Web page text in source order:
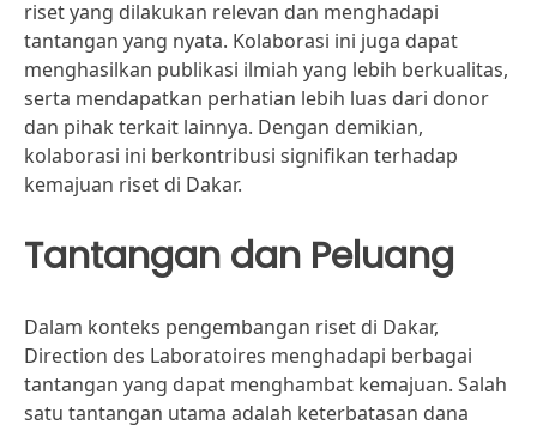
riset yang dilakukan relevan dan menghadapi
tantangan yang nyata. Kolaborasi ini juga dapat
menghasilkan publikasi ilmiah yang lebih berkualitas,
serta mendapatkan perhatian lebih luas dari donor
dan pihak terkait lainnya. Dengan demikian,
kolaborasi ini berkontribusi signifikan terhadap
kemajuan riset di Dakar.
Tantangan dan Peluang
Dalam konteks pengembangan riset di Dakar,
Direction des Laboratoires menghadapi berbagai
tantangan yang dapat menghambat kemajuan. Salah
satu tantangan utama adalah keterbatasan dana